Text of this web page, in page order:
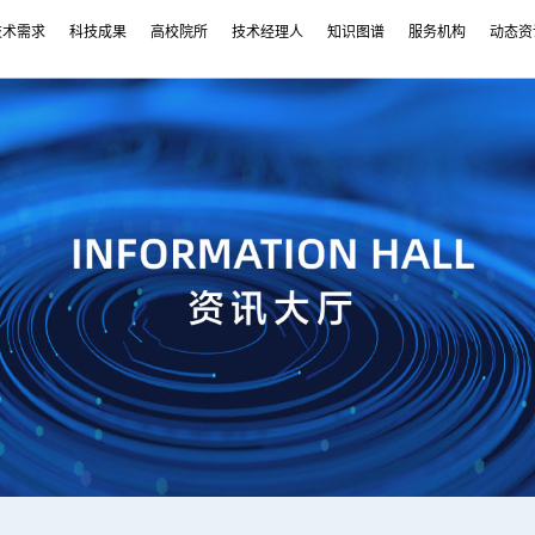
术需求 科技成果 高校院所 技术经理人 知识图谱 服务机构 动态